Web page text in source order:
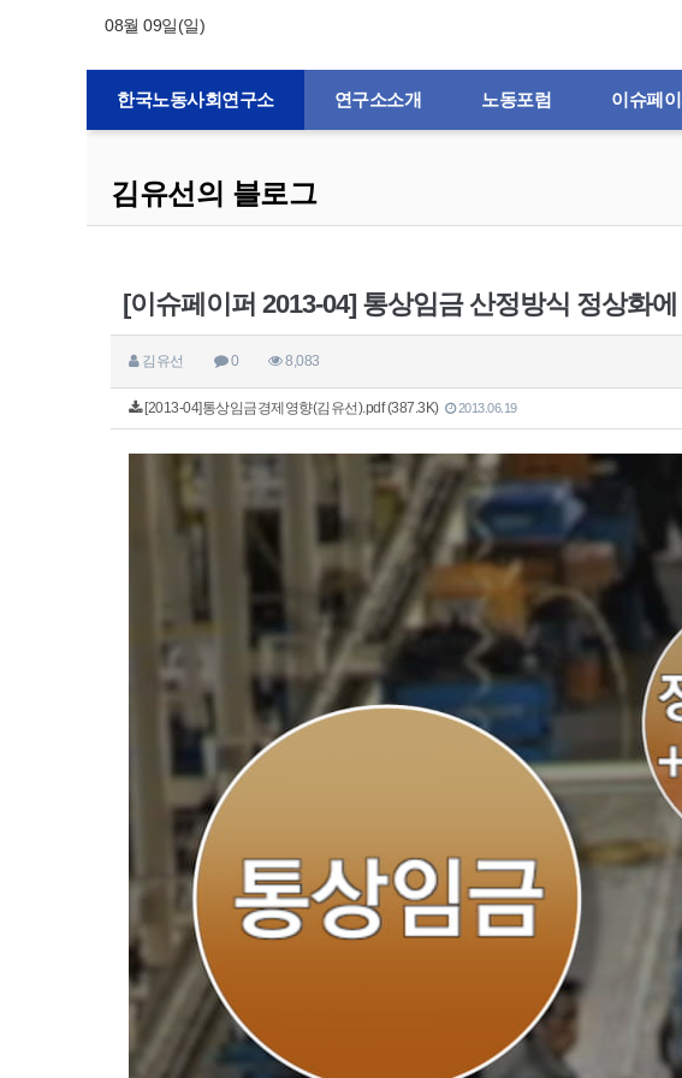
08월 09일(일)
한국노동사회연구소 연구소소개 노동포럼 이슈페
김유선의 블로그
[이슈페이퍼 2013-04] 통상임금 산정방식 정상화
김유선 0 8,083
[2013-04]통상임금경제영향(김유선).pdf (387.3K) 2013.06.19